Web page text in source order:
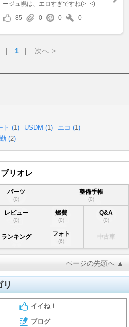
ージュ幌は、エロすぎですね(>_<)
85
0 0 0
｜ 1 ｜ 次へ >
ト (1) USDM (1) エコ (1)
(2)
リオレ
パーツ
(0)
整備手帳
(0)
レビュー
(0)
燃費
(0)
Q&A
(0)
ランキング フォト
(6)
中古車
ページの先頭へ ▲
リ
イイね！
ブログ